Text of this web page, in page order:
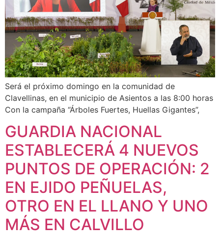
Será el próximo domingo en la comunidad de
Clavellinas, en el municipio de Asientos a las 8:00 horas
Con la campaña “Árboles Fuertes, Huellas Gigantes”,
GUARDIA NACIONAL
ESTABLECERÁ 4 NUEVOS
PUNTOS DE OPERACIÓN: 2
EN EJIDO PEÑUELAS,
OTRO EN EL LLANO Y UNO
MÁS EN CALVILLO